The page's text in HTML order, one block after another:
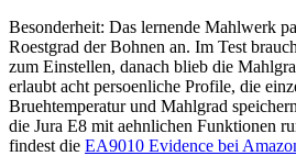
Besonderheit: Das lernende Mahlwerk
Roestgrad der Bohnen an. Im Test
zum Einstellen, danach blieb die
erlaubt acht persoenliche Profile, die
Bruehtemperatur und Mahlgrad
die Jura E8 mit aehnlichen Funktionen
findest die EA9010 Evidence bei